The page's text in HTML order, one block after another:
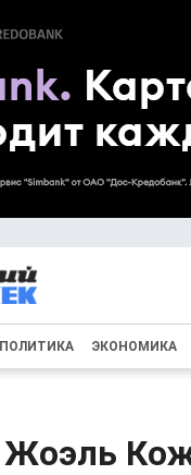
ПОЛИТИКА ЭКОНОМИКА
Жоэль